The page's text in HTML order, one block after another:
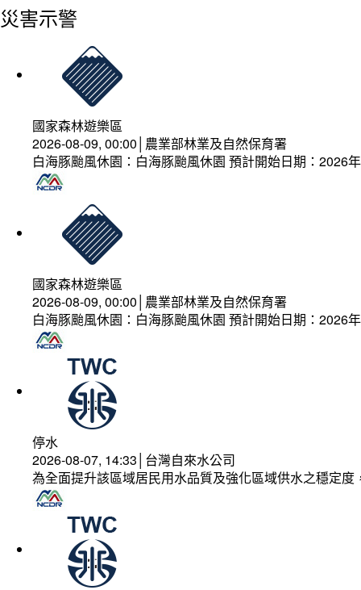
災害示警
國家森林遊樂區
2026-08-09, 00:00│農業部林業及自然保育署
白海豚颱風休園：白海豚颱風休園 預計開始日期：2026
國家森林遊樂區
2026-08-09, 00:00│農業部林業及自然保育署
白海豚颱風休園：白海豚颱風休園 預計開始日期：2026
停水
2026-08-07, 14:33│台灣自來水公司
為全面提升該區域居民用水品質及強化區域供水之穩定